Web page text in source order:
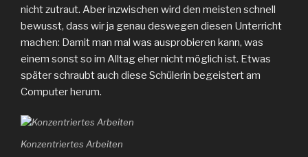
nicht zutraut. Aber inzwischen wird den meisten schnell
bewusst, dass wir ja genau deswegen diesen Unterricht
machen: Damit man mal was ausprobieren kann, was
einem sonst so im Alltag eher nicht möglich ist. Etwas
später schraubt auch diese Schülerin begeistert am
Computer herum.
Konzentriertes Arbeiten